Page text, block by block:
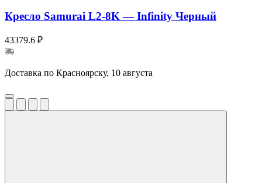
Кресло Samurai L2-8K — Infinity Черный
43379.6 ₽
Доставка по Красноярску, 10 августа